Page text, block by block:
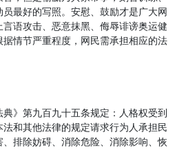
最好的写照。安慰、鼓励才是广大网
语攻击、恶意抹黑、侮辱诽谤奥运健
据情节严重程度，网民需承担相应的法
第九百九十五条规定：人格权受到
和其他法律的规定请求行为人承担民
排除妨碍、消除危险、消除影响、恢